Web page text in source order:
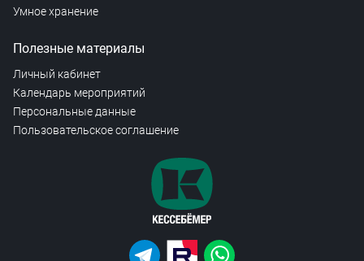
Умное хранение
Полезные материалы
Личный кабинет
Календарь мероприятий
Персональные данные
Пользовательское соглашение